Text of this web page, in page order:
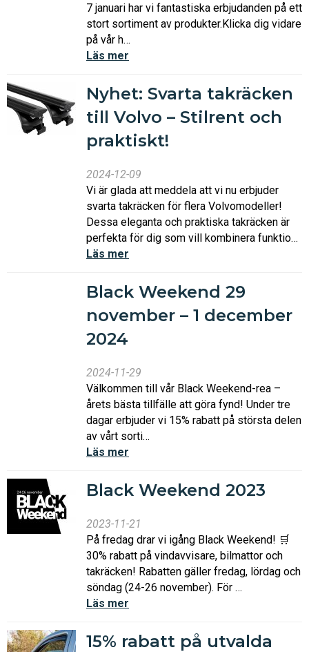
7 januari har vi fantastiska erbjudanden på ett
stort sortiment av produkter.Klicka dig vidare
på vår h…
Läs mer
Nyhet: Svarta takräcken
till Volvo – Stilrent och
praktiskt!
2024-12-09
Vi är glada att meddela att vi nu erbjuder
svarta takräcken för flera Volvomodeller!
Dessa eleganta och praktiska takräcken är
perfekta för dig som vill kombinera funktio…
Läs mer
Black Weekend 29
november – 1 december
2024
2024-11-29
Välkommen till vår Black Weekend-rea –
årets bästa tillfälle att göra fynd! Under tre
dagar erbjuder vi 15% rabatt på största delen
av vårt sorti…
Läs mer
Black Weekend 2023
2023-11-21
På fredag drar vi igång Black Weekend! 🛒
30% rabatt på vindavvisare, bilmattor och
takräcken! Rabatten gäller fredag, lördag och
söndag (24-26 november). För …
Läs mer
15% rabatt på utvalda